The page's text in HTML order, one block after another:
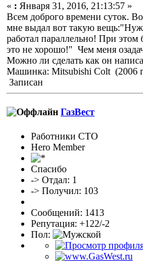
« : Января 31, 2016, 21:13:57 »
Всем доброго времени суток.
мне выдал вот такую
работал параллельно! При этом
это не хорошо!" Чем меня
Можно ли сделать как он
Машинка: Mitsubishi Colt (2006
Записан
ГазВест
Работники СТО
Hero Member
Спасибо
-> Отдал: 1
-> Получил: 103
Сообщений: 1413
Репутация: +122/-2
Пол: